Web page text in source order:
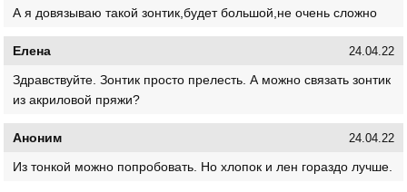
А я довязываю такой зонтик,будет большой,не очень сложно
Елена 24.04.22
Здравствуйте. Зонтик просто прелесть. А можно связать зонтик
из акриловой пряжи?
Аноним 24.04.22
Из тонкой можно попробовать. Но хлопок и лен гораздо лучше.